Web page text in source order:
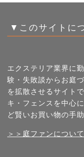
▼このサイトに
エクステリア業界に
験・失敗談からお庭
を拡散させるサイト
キ・フェンスを中心
ど賢いお買い物の手
＞＞庭ファンについて